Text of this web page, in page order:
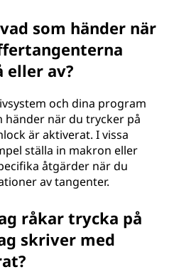
som händer när
eller av?
och dina program
händer när du trycker på
är aktiverat. I vissa
ställa in makron eller
åtgärder när du
av tangenter.
råkar trycka på
skriver med